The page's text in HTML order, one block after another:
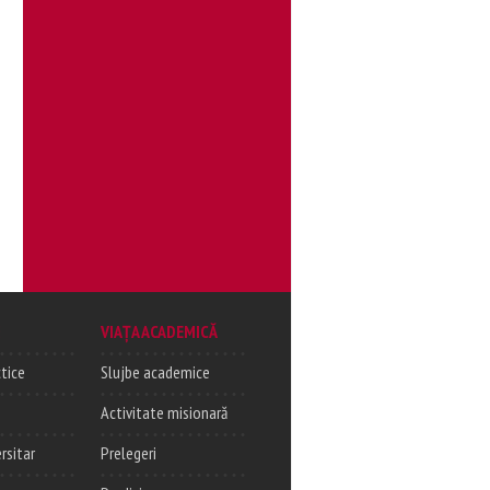
VIAȚA ACADEMICĂ
Slujbe academice
Activitate misionară
Prelegeri